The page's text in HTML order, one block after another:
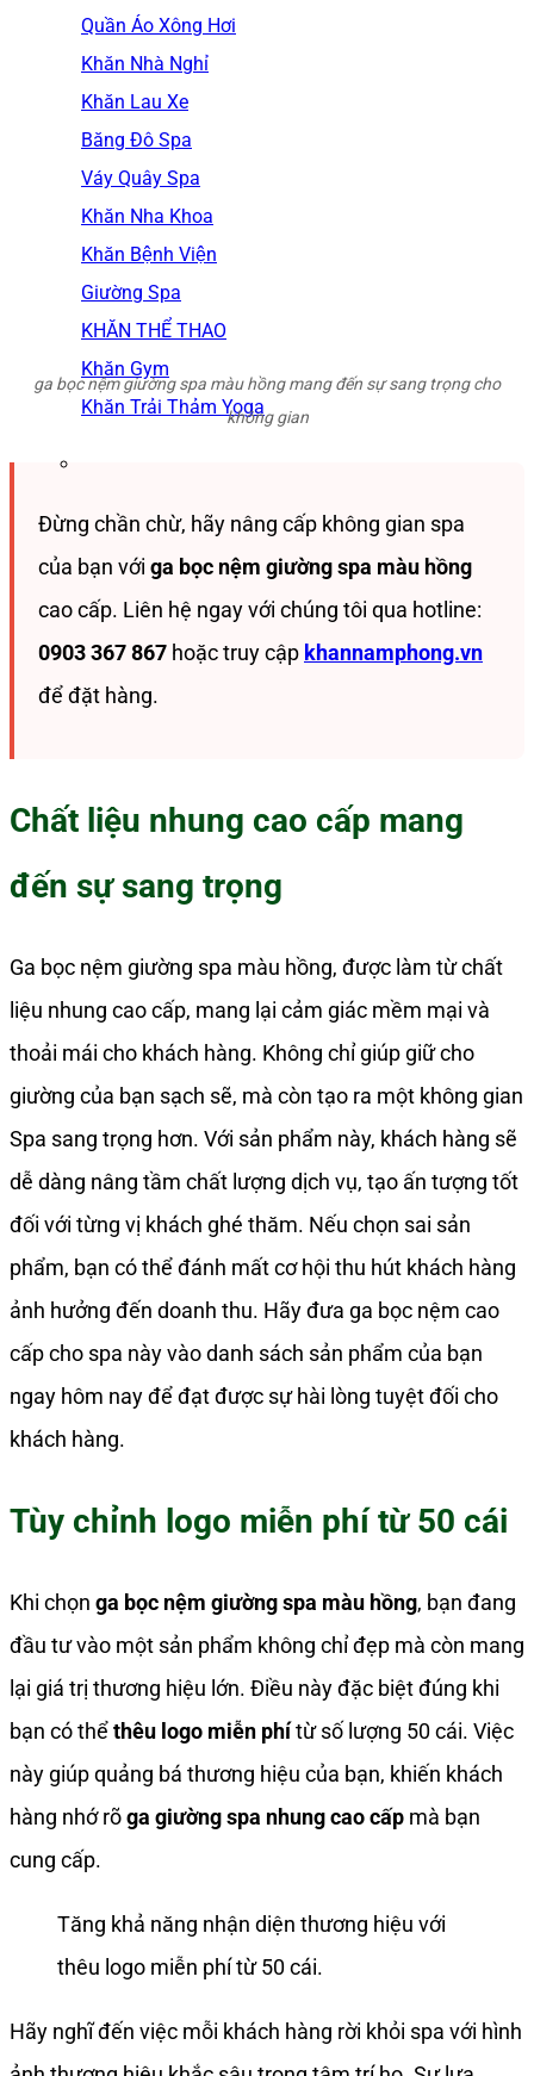
Quần Áo Xông Hơi
Khăn Nhà Nghỉ
Khăn Lau Xe
Băng Đô Spa
Váy Quây Spa
Khăn Nha Khoa
Khăn Bệnh Viện
Giường Spa
KHĂN THỂ THAO
Khăn Gym
Khăn Trải Thảm Yoga
ga bọc nệm giường spa màu hồng mang đến sự sang trọng cho
không gian
Đừng chần chừ, hãy nâng cấp không gian spa
của bạn với ga bọc nệm giường spa màu hồng
cao cấp. Liên hệ ngay với chúng tôi qua hotline:
0903 367 867 hoặc truy cập khannamphong.vn
để đặt hàng.
Chất liệu nhung cao cấp mang
đến sự sang trọng
Ga bọc nệm giường spa màu hồng, được làm từ chất
liệu nhung cao cấp, mang lại cảm giác mềm mại và
thoải mái cho khách hàng. Không chỉ giúp giữ cho
giường của bạn sạch sẽ, mà còn tạo ra một không gian
Spa sang trọng hơn. Với sản phẩm này, khách hàng sẽ
dễ dàng nâng tầm chất lượng dịch vụ, tạo ấn tượng tốt
đối với từng vị khách ghé thăm. Nếu chọn sai sản
phẩm, bạn có thể đánh mất cơ hội thu hút khách hàng
ảnh hưởng đến doanh thu. Hãy đưa ga bọc nệm cao
cấp cho spa này vào danh sách sản phẩm của bạn
ngay hôm nay để đạt được sự hài lòng tuyệt đối cho
khách hàng.
Tùy chỉnh logo miễn phí từ 50 cái
Khi chọn ga bọc nệm giường spa màu hồng, bạn đang
đầu tư vào một sản phẩm không chỉ đẹp mà còn mang
lại giá trị thương hiệu lớn. Điều này đặc biệt đúng khi
bạn có thểthêu logo miễn phítừ số lượng 50 cái. Việc
này giúp quảng bá thương hiệu của bạn, khiến khách
hàng nhớ rõga giường spa nhung cao cấp mà bạn
cung cấp.
Tăng khả năng nhận diện thương hiệu với
thêu logo miễn phí từ 50 cái.
Hãy nghĩ đến việc mỗi khách hàng rời khỏi spa với hình